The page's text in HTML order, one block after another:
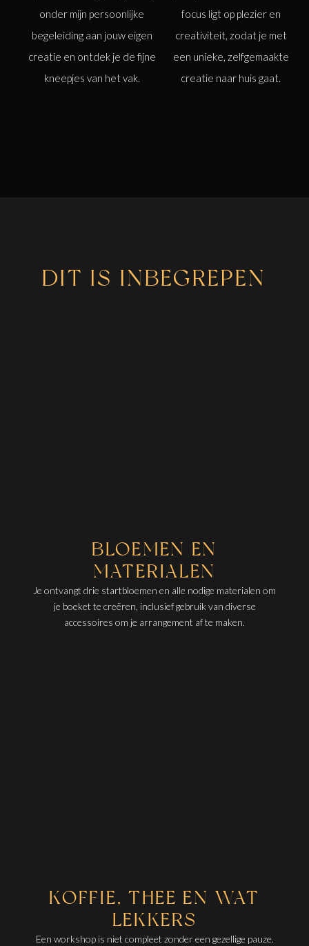
onder mijn persoonlijke
begeleiding aan jouw eigen
creatie en ontdek je de fijne
kneepjes van het vak.
focus ligt op plezier en
creativiteit, zodat je met
een unieke, zelfgemaakte
creatie naar huis gaat.
DIT IS INBEGREPEN
BLOEMEN EN
MATERIALEN
Je ontvangt drie startbloemen en alle nodige materialen om
je boeket te creëren, inclusief gebruik van diverse
accessoires om je arrangement af te maken.
KOFFIE, THEE EN WAT
LEKKERS
Een workshop is niet compleet zonder een gezellige pauze.